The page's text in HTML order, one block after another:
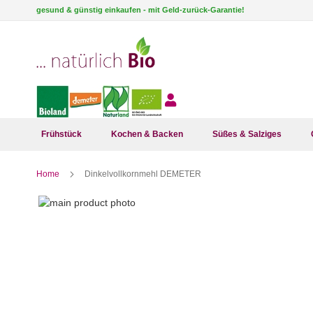
Direkt
gesund & günstig einkaufen - mit Geld-zurück-Garantie!
Frühstück Kochen & Backen Süßes & Salziges
Home Dinkelvollkornmehl DEMETER
Zum